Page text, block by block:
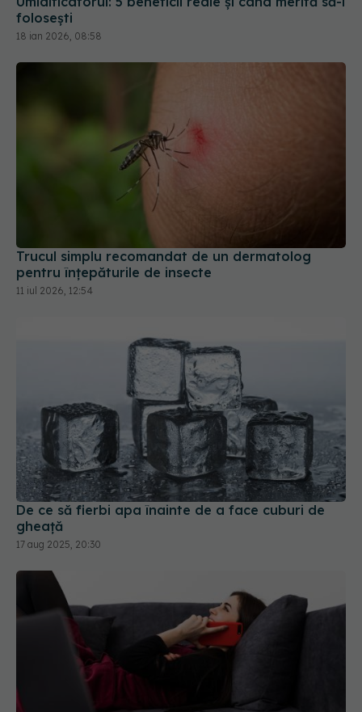
Trucul simplu recomandat de un dermatolog
pentru înțepăturile de insecte
De ce să fierbi apa înainte de a face cuburi de
gheață
17 aug 2025, 20:30
Stai prea mult jos? Soluția simplă care îți poate